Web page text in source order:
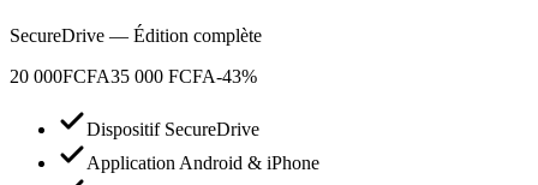
SecureDrive — Édition complète
20 000FCFA35 000 FCFA-43%
Dispositif SecureDrive
Application Android & iPhone